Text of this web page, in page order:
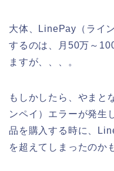
大体、LinePay（ライ
するのは、月50万～
ますが、、、。
もしかしたら、やまと
ンペイ）エラーが発生
品を購入する時に、
を超えてしまったのか